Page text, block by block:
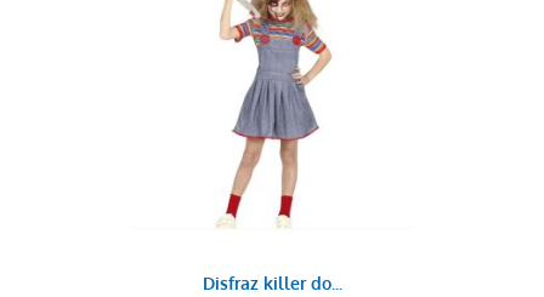
Disfraz killer do...